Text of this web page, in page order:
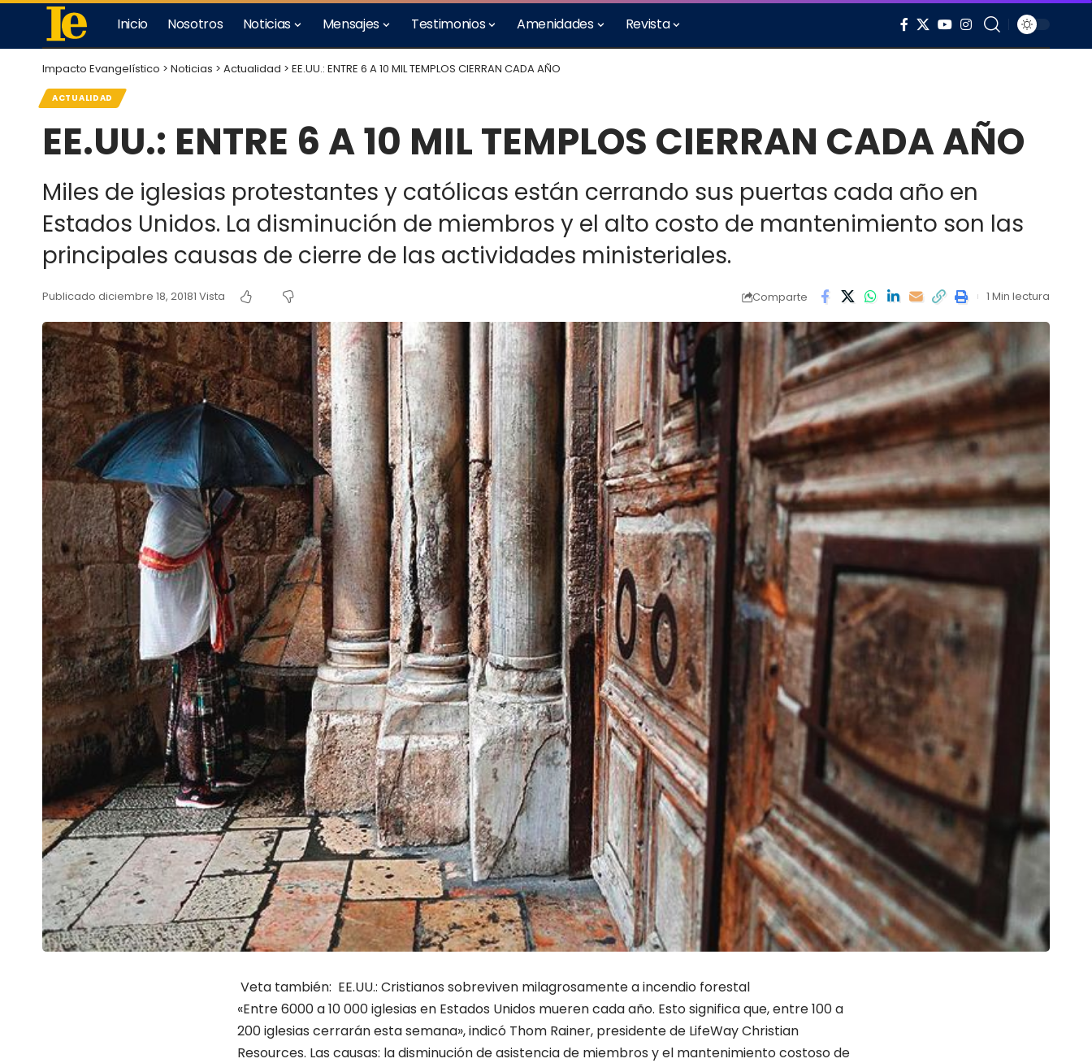
Inicio Nosotros Noticias Mensajes Testimonios Amenidades Revista
Impacto Evangelístico > Noticias > Actualidad > EE.UU.: ENTRE 6 A 10 MIL TEMPLOS CIERRAN CADA AÑO
ACTUALIDAD
EE.UU.: ENTRE 6 A 10 MIL TEMPLOS CIERRAN CADA AÑO
Miles de iglesias protestantes y católicas están cerrando sus puertas cada año en
Estados Unidos. La disminución de miembros y el alto costo de mantenimiento son las
principales causas de cierre de las actividades ministeriales.
Publicado diciembre 18, 20181 Vista Comparte 1 Min lectura
Veta también: EE.UU.: Cristianos sobreviven milagrosamente a incendio forestal
«Entre 6000 a 10 000 iglesias en Estados Unidos mueren cada año. Esto significa que, entre 100 a
200 iglesias cerrarán esta semana», indicó Thom Rainer, presidente de LifeWay Christian
Resources. Las causas: la disminución de asistencia de miembros y el mantenimiento costoso de